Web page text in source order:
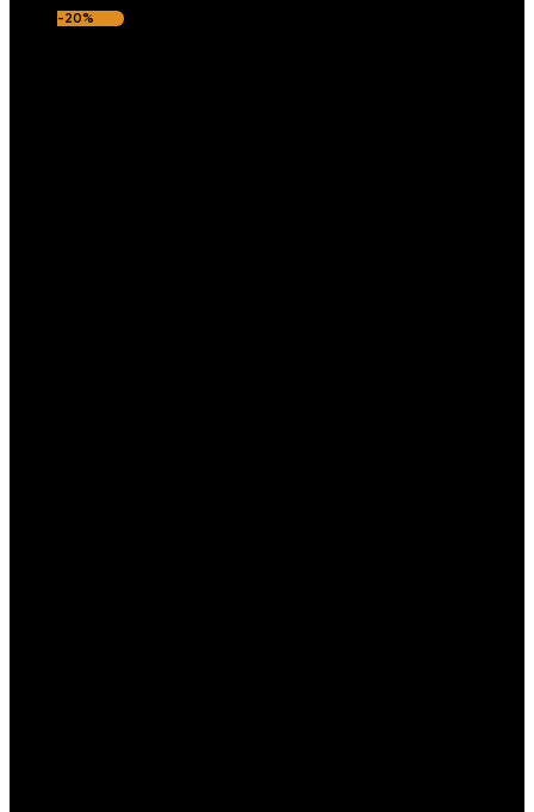
-20%